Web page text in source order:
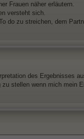
Frauen näher erläutern.
versteht sich.
do zu streichen, dem
des Ergebnisses
stellen wenn mich mein